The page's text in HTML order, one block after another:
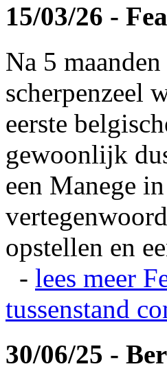
15/03/26 -
Na 5
scherpenzeel
eerste
gewoonlijk
een Manege
opstellen en
- lees meer
tussenstand
30/06/25 -